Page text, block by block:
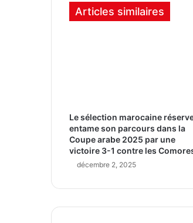
Articles similaires
Le sélection marocaine
entame son parcours dans la
Coupe arabe 2025 par une
victoire 3-1 contre les
décembre 2, 2025